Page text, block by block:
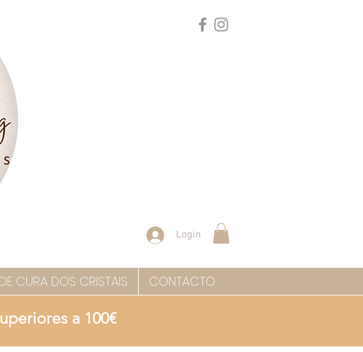
Login
CURA DOS CRISTAIS CONTACTO
a 100€